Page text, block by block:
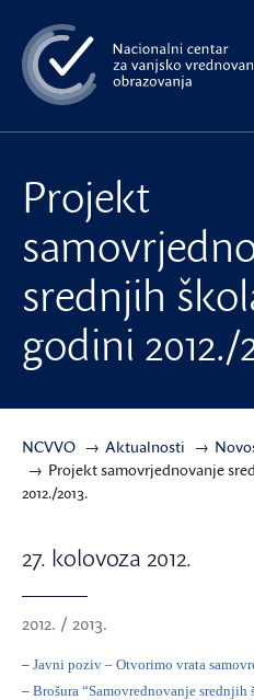
na
glavni
sadržaj
Projekt
srednjih
godini 2012./
NCVVO Aktualnosti
Projekt samovrjednovanje
2012./2013.
27. kolovoza 2012.
2012. / 2013.
– Javni poziv – Otvorimo vrata
– Brošura “Samovrednovanje srednjih